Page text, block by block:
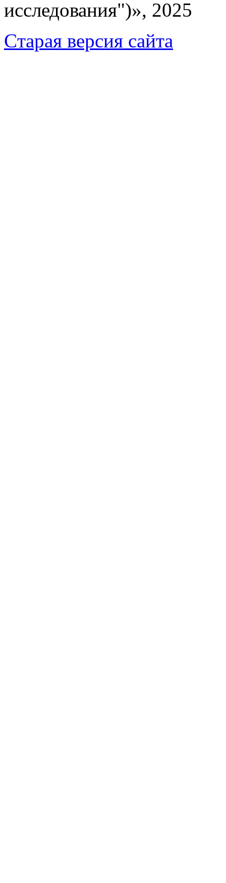
исследования")», 2025
Cтарая версия сайта